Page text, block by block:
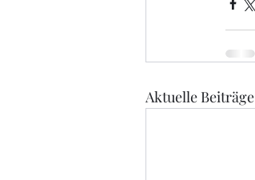
Aktuelle Beiträge